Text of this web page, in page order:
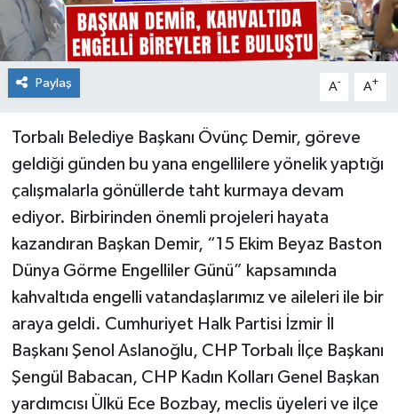
Paylaş A- A+
Torbalı Belediye Başkanı Övünç Demir, göreve
geldiği günden bu yana engellilere yönelik yaptığı
çalışmalarla gönüllerde taht kurmaya devam
ediyor. Birbirinden önemli projeleri hayata
kazandıran Başkan Demir, “15 Ekim Beyaz Baston
Dünya Görme Engelliler Günü” kapsamında
kahvaltıda engelli vatandaşlarımız ve aileleri ile bir
araya geldi. Cumhuriyet Halk Partisi İzmir İl
Başkanı Şenol Aslanoğlu, CHP Torbalı İlçe Başkanı
Şengül Babacan, CHP Kadın Kolları Genel Başkan
yardımcısı Ülkü Ece Bozbay, meclis üyeleri ve ilçe